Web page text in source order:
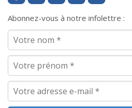
Abonnez-vous à notre infolettre :